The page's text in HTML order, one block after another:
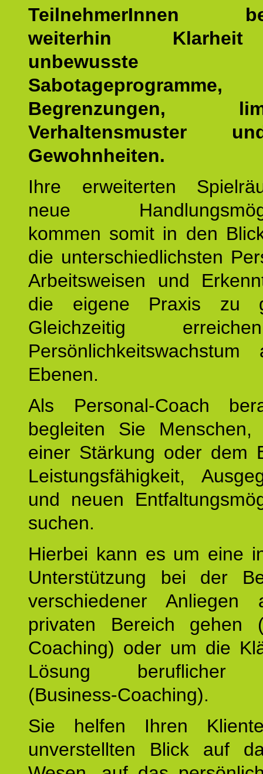
TeilnehmerInnen
weiterhin
unbewusste
Begrenzungen,
Verhaltensmuster
Gewohnheiten.
Ihre erweiterten
neue
kommen somit in den
die unterschiedlichsten
Arbeitsweisen und
die eigene Praxis zu
Gleichzeitig
Ebenen.
Als Personal-Coach
begleiten Sie
einer Stärkung oder dem
Leistungsfähigkeit,
und neuen
suchen.
Hierbei kann es um eine
Unterstützung bei der
verschiedener Anliegen
privaten Bereich gehen
Coaching) oder um die
Lösung beruflicher
(Business-Coaching).
Sie helfen Ihren
unverstellten Blick auf